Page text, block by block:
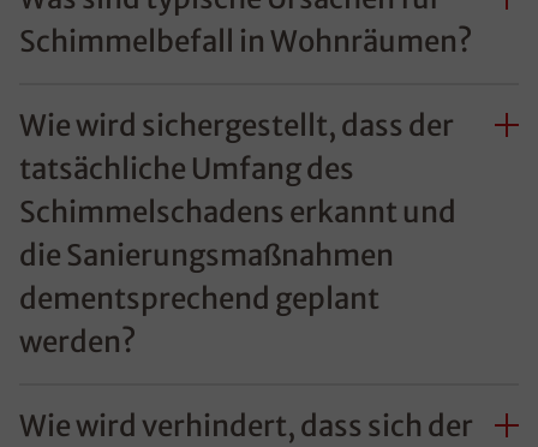
Schimmelbefall in Wohnräumen?
Wie wird sichergestellt, dass der
tatsächliche Umfang des
Schimmelschadens erkannt und
die Sanierungsmaßnahmen
dementsprechend geplant
werden?
Wie wird verhindert, dass sich der